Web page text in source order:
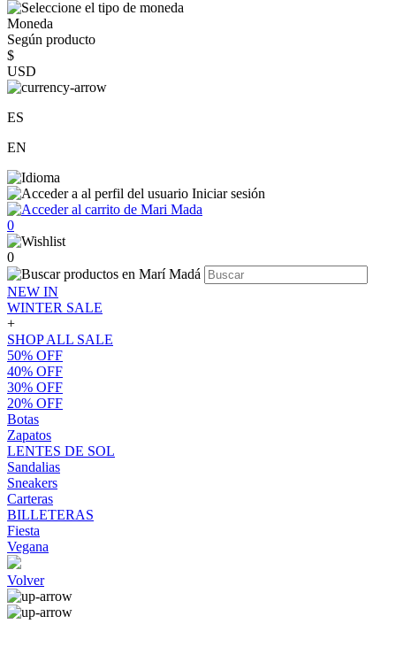
Moneda
Según producto
$
USD
ES
EN
Iniciar sesión
0
0
NEW IN
WINTER SALE
+
SHOP ALL SALE
50% OFF
40% OFF
30% OFF
20% OFF
Botas
Zapatos
LENTES DE SOL
Sandalias
Sneakers
Carteras
BILLETERAS
Fiesta
Vegana
Volver